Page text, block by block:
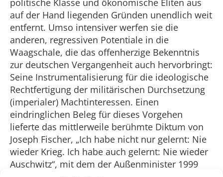
politische Klasse und ökonomische Eliten aus
auf der Hand liegenden Gründen unendlich weit
entfernt. Umso intensiver werfen sie die
anderen, regressiven Potentiale in die
Waagschale, die das offenherzige Bekenntnis
zur deutschen Vergangenheit auch hervorbringt:
Seine Instrumentalisierung für die ideologische
Rechtfertigung der militärischen Durchsetzung
(imperialer) Machtinteressen. Einen
eindringlichen Beleg für dieses Vorgehen
lieferte das mittlerweile berühmte Diktum von
Joseph Fischer, „Ich habe nicht nur gelernt: Nie
wieder Krieg. Ich habe auch gelernt: Nie wieder
Auschwitz“, mit dem der Außenminister 1999